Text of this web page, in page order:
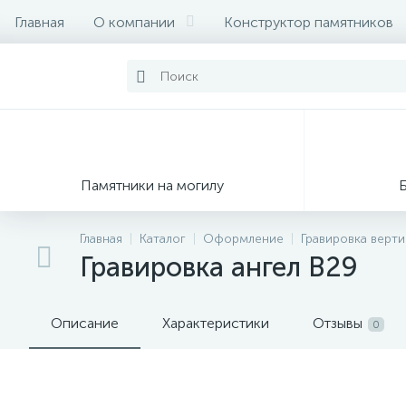
Главная О компании Конструктор памятников
Памятники на могилу
Главная Каталог Оформление Гравировка
Гравировка ангел В29
Описание Характеристики Отзывы 0